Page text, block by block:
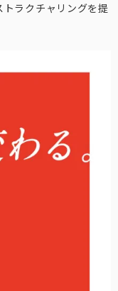
ラクチャリングを提